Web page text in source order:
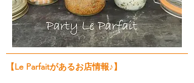
【Le Parfaitがあるお店情報♪】